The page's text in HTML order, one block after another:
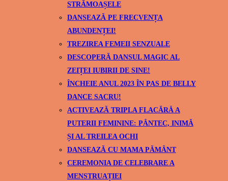
STRĂMOAȘELE
DANSEAZĂ PE FRECVENȚA
ABUNDENȚEI!
TREZIREA FEMEII SENZUALE
DESCOPERĂ DANSUL MAGIC AL
ZEIȚEI IUBIRII DE SINE!
ÎNCHEIE ANUL 2023 ÎN PAS DE BELLY
DANCE SACRU!
ACTIVEAZĂ TRIPLA FLACĂRĂ A
PUTERII FEMININE: PÂNTEC, INIMĂ
ȘI AL TREILEA OCHI
DANSEAZĂ CU MAMA PĂMÂNT
CEREMONIA DE CELEBRARE A
MENSTRUAȚIEI